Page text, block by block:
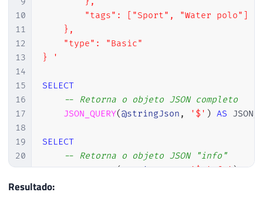
10
11
12
13
14
15
16
17
18
19
20
21
22
        "tags": ["Sport", "Water polo"]
    },
    "type": "Basic"
} '
SELECT
-- Retorna o objeto JSON completo
JSON_QUERY(@stringJson , '$' ) AS
SELECT
-- Retorna o objeto JSON "info"
JSON_QUERY(@stringJson, '$.info') AS
Resultado: